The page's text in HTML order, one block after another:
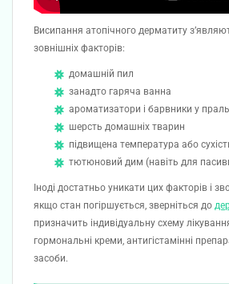
Висипання атопічного дерматиту
зовнішніх факторів:
домашній пил
занадто гаряча ванна
ароматизатори і барвники у
шерсть домашніх тварин
підвищена температура або
тютюновий дим (навіть для
Іноді достатньо уникати цих факторів і
якщо стан погіршується, зверніться до
призначить індивідуальну схему
гормональні креми, антигістамінні
засоби.